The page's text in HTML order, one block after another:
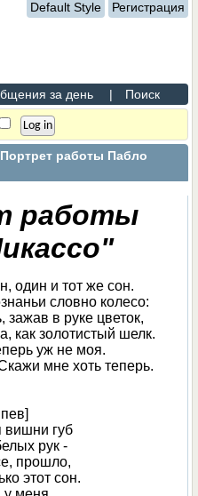
Default Style Регистрация
за день | Поиск
работы Пабло
работы
один и тот же сон.
словно колесо:
в руке цветок,
как золотистый шелк.
уж не моя.
мне хоть теперь.
вишни губ
рук -
прошло,
этот сон.